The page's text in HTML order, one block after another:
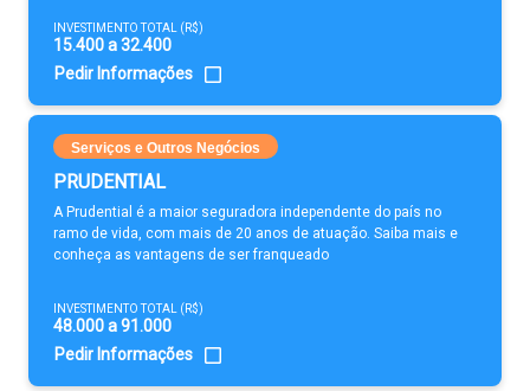
INVESTIMENTO TOTAL (R$)
15.400 a 32.400
Pedir Informações
Serviços e Outros Negócios
PRUDENTIAL
A Prudential é a maior seguradora independente do país no
ramo de vida, com mais de 20 anos de atuação. Saiba mais e
conheça as vantagens de ser franqueado
INVESTIMENTO TOTAL (R$)
48.000 a 91.000
Pedir Informações